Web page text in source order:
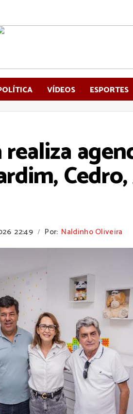
VÍDEOS ESPORTES
22:49 / Por: Naldinho Oliveira